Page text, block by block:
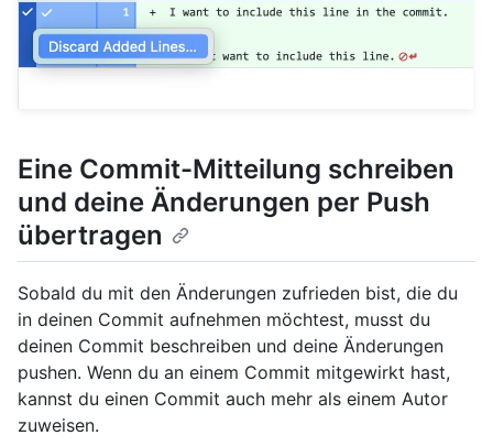
Eine Commit-Mitteilung schreiben
und deine Änderungen per Push
übertragen
Sobald du mit den Änderungen zufrieden bist, die du
in deinen Commit aufnehmen möchtest, musst du
deinen Commit beschreiben und deine Änderungen
pushen. Wenn du an einem Commit mitgewirkt hast,
kannst du einen Commit auch mehr als einem Autor
zuweisen.